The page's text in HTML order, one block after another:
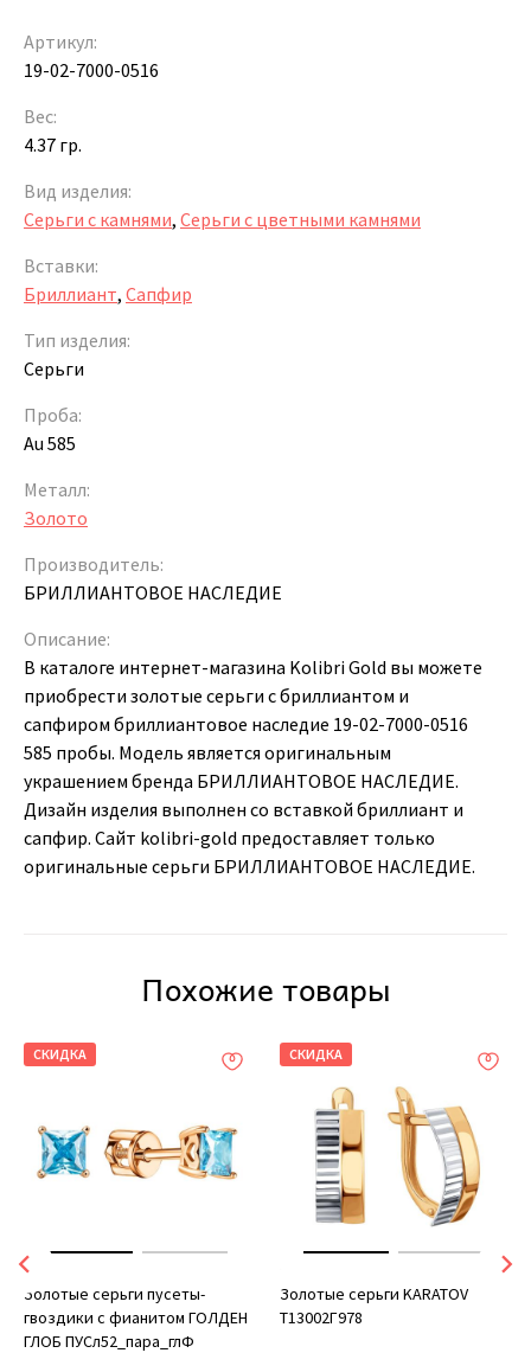
Артикул:
19-02-7000-0516
Вес:
4.37 гр.
Вид изделия:
Серьги с камнями, Серьги с цветными камнями
Вставки:
Бриллиант, Сапфир
Тип изделия:
Серьги
Проба:
Au 585
Металл:
Золото
Производитель:
БРИЛЛИАНТОВОЕ НАСЛЕДИЕ
Описание:
В каталоге интернет-магазина Kolibri Gold вы можете
приобрести золотые серьги с бриллиантом и
сапфиром бриллиантовое наследие 19-02-7000-0516
585 пробы. Модель является оригинальным
украшением бренда БРИЛЛИАНТОВОЕ НАСЛЕДИЕ.
Дизайн изделия выполнен со вставкой бриллиант и
сапфир. Сайт kolibri-gold предоставляет только
оригинальные серьги БРИЛЛИАНТОВОЕ НАСЛЕДИЕ.
Похожие товары
СКИДКА
Золотые серьги пусеты-
гвоздики с фианитом ГОЛДЕН
ГЛОБ ПУСл52_пара_глФ
СКИДКА
Золотые серьги KARATOV
Т13002Г978